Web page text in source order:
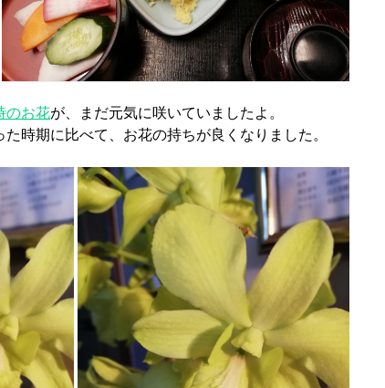
のお花が、まだ元気に咲いていましたよ。
時期に比べて、お花の持ちが良くなりました。